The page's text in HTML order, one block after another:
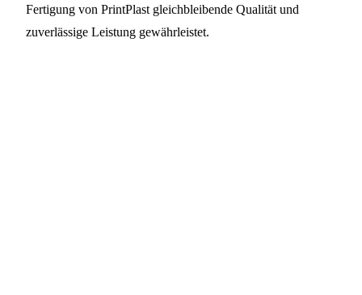
Fertigung von PrintPlast gleichbleibende Qualität und
zuverlässige Leistung gewährleistet.